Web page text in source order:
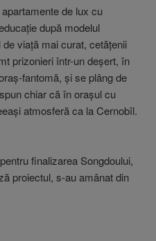
de lux cu
după modelul
viaţă mai curat, cetăţenii
prizonieri într-un deşert, în
fantomă, şi se plâng de
chiar că în oraşul cu
atmosferă ca la Cernobîl.
finalizarea Songdoului,
proiectul, s-au amânat din